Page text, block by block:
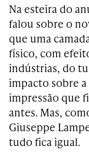
Na esteira do
falou sobre o
que uma
físico, com
indústrias, do
impacto sobre
impressão que
antes. Mas,
Giuseppe
tudo fica igual.